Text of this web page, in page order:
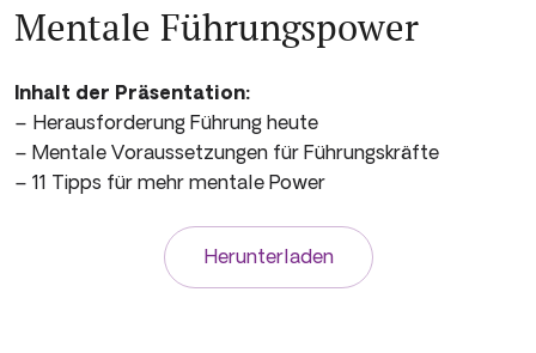
Mentale Führungspower
Inhalt der Präsentation:
– Herausforderung Führung heute
– Mentale Voraussetzungen für Führungskräfte
– 11 Tipps für mehr mentale Power
Herunterladen